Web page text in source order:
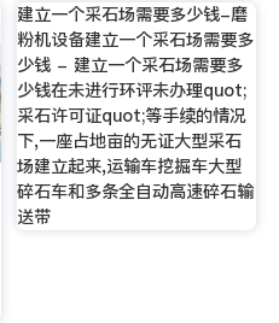
建立一个采石场需要多少钱-磨
粉机设备建立一个采石场需要多
少钱 - 建立一个采石场需要多
少钱在未进行环评未办理quot;
采石许可证quot;等手续的情况
下,一座占地亩的无证大型采石
场建立起来,运输车挖掘车大型
碎石车和多条全自动高速碎石输
送带